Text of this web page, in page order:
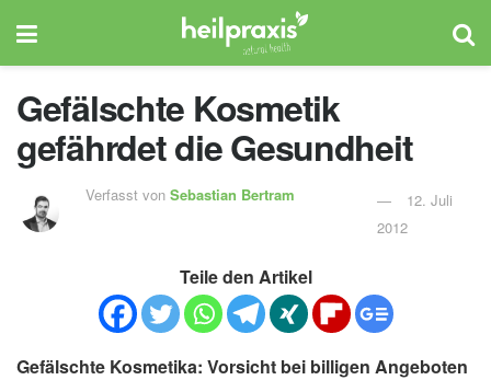
Gefälschte Kosmetik
gefährdet die Gesundheit
Verfasst vonSebastian Bertram
12. Juli
2012
Teile den Artikel
Gefälschte Kosmetika: Vorsicht bei billigen Angeboten